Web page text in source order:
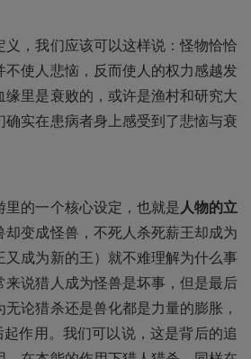
，我们应该可以这样说：怪物恰恰
不使人悲恼，反而使人的权力感越发
缘里是衰败的，或许是渔村和研究大
确实在患病者身上感受到了悲恼与衰
的一个核心设定，也就是人物的立
却变成怪兽，不死人杀死薪王却成为
成为新的王）就不难理解为什么事
说猎人成为怪兽是坏事，但是最后
论猎杀还是兽化都是力量的膨胀，
起作用。我们可以说，这是背后的追